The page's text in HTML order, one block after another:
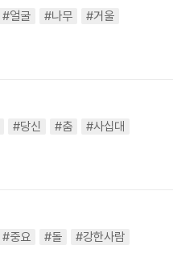
#얼굴 #나무
#거울
#당신 #춤
#사십대
#중요 #돌
#강한사람